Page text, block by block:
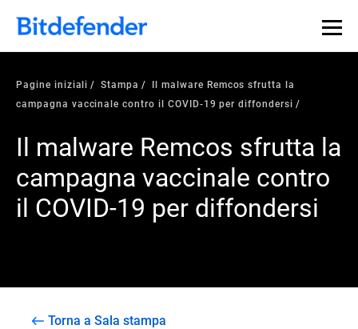
Pagine iniziali Stampa
Il malware Remcos sfrutta la
campagna vaccinale contro il COVID-19 per diffondersi
Il malware Remcos sfrutta la
campagna vaccinale contro
il COVID-19 per diffondersi
Torna a Sala stampa